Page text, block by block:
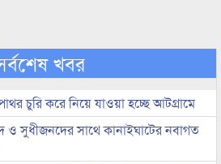
খবর
চুরি করে নিয়ে যাওয়া হচ্ছে আটগ্রামে
ও সুধীজনদের সাথে কানাইঘাটের নবাগত